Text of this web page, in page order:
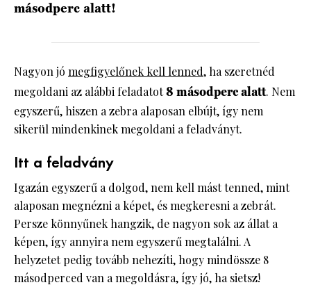
másodperc alatt!
Nagyon jó megfigyelőnek kell lenned, ha szeretnéd
megoldani az alábbi feladatot8 másodperc alatt. Nem
egyszerű, hiszen a zebra alaposan elbújt, így nem
sikerül mindenkinek megoldani a feladványt.
Itt a feladvány
Igazán egyszerű a dolgod, nem kell mást tenned, mint
alaposan megnézni a képet, és megkeresni a zebrát.
Persze könnyűnek hangzik, de nagyon sok az állat a
képen, így annyira nem egyszerű megtalálni. A
helyzetet pedig tovább nehezíti, hogy mindössze 8
másodperced van a megoldásra, így jó, ha sietsz!